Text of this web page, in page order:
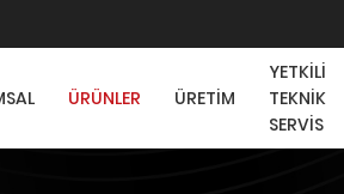
ÜRÜNLER ÜRETİM
YETKİLİ
TEKNİK
SERVİS